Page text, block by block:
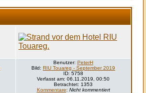
Benutzer: PeterH
Bild: RIU Touareg - September 2019
ID: 5758
Verfasst am: 06.11.2019, 00:50
Betrachtet: 1353
Kommentare: Nicht kommentiert